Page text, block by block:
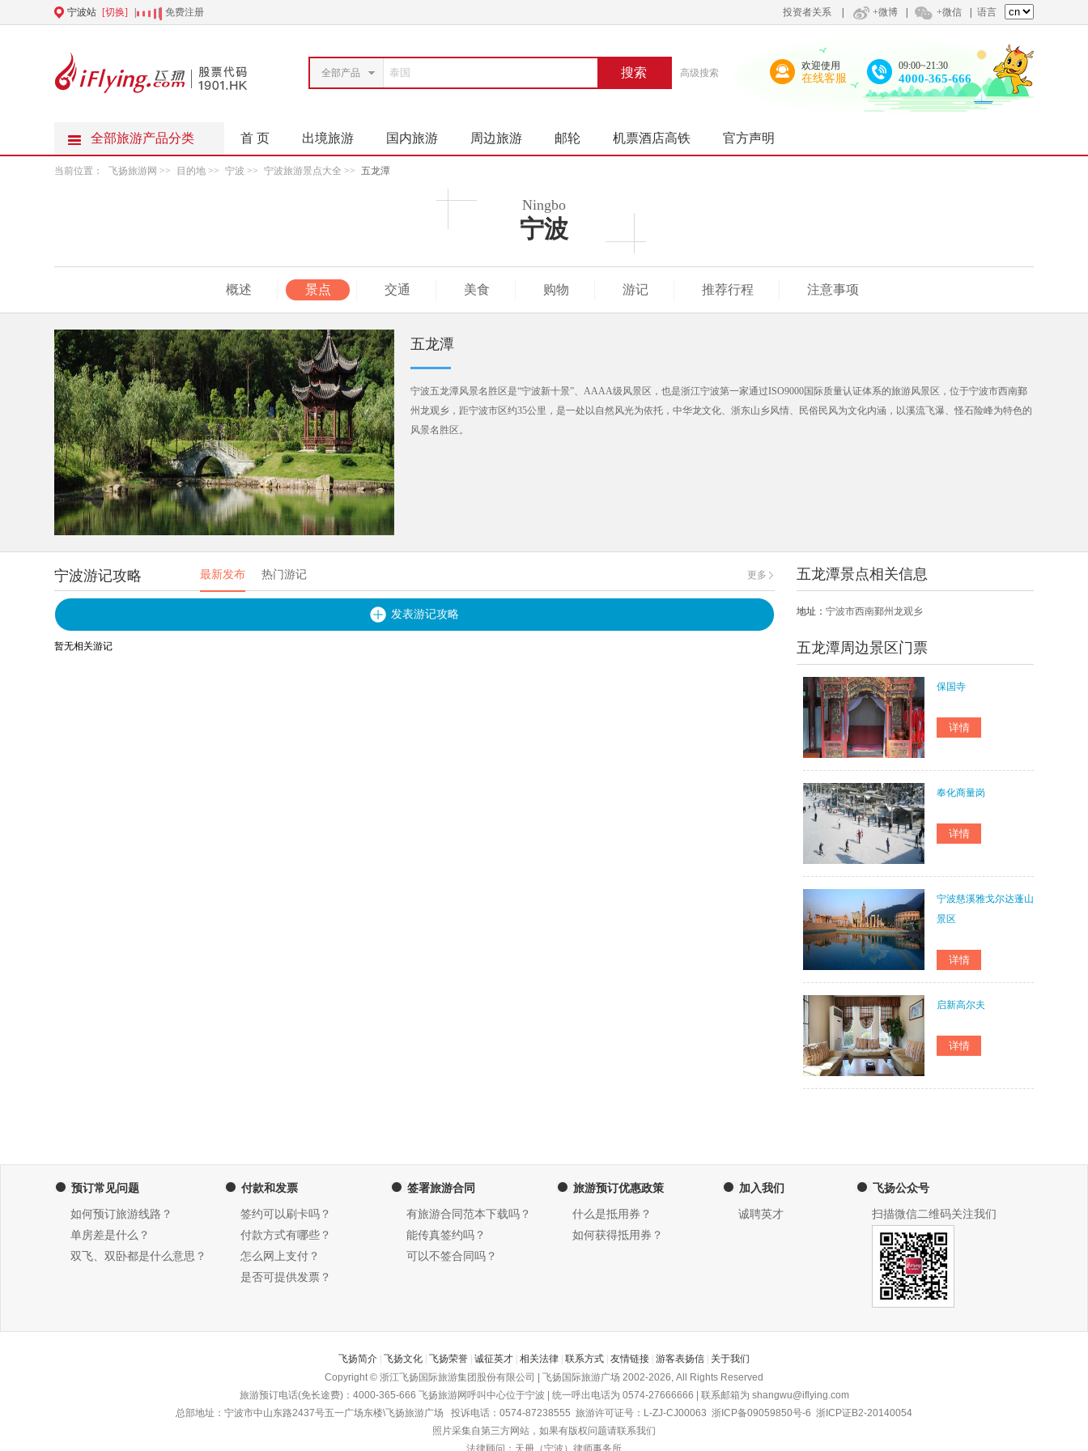
宁波站 [切换] | 免费注册 投资者关系 +微博 +微信 语言
全部产品 搜索 高级搜索
欢迎使用
在线客服
09:00~21:30
4000-365-666
全部旅游产品分类 首 页 出境旅游 国内旅游 周边旅游 邮轮 机票酒店高铁 官方声明
当前位置： 飞扬旅游网 >> 目的地 >> 宁波 >> 宁波旅游景点大全 >> 五龙潭
Ningbo
宁波
概述 景点 交通 美食 购物 游记 推荐行程 注意事项
五龙潭
宁波五龙潭风景名胜区是“宁波新十景”、AAAA级风景区，也是浙江宁波第一家通过ISO9000国际质量认证体系的旅游风景区，位于宁波市西南鄞
州龙观乡，距宁波市区约35公里，是一处以自然风光为依托，中华龙文化、浙东山乡风情、民俗民风为文化内涵，以溪流飞瀑、怪石险峰为特色的
风景名胜区。
宁波游记攻略 最新发布 热门游记 更多
发表游记攻略
暂无相关游记
五龙潭景点相关信息
地址： 宁波市西南鄞州龙观乡
五龙潭周边景区门票
保国寺
奉化商量岗
宁波慈溪雅戈尔达蓬山
景区
启新高尔夫
预订常见问题
如何预订旅游线路？
单房差是什么？
双飞、双卧都是什么意思？
付款和发票
签约可以刷卡吗？
付款方式有哪些？
怎么网上支付？
是否可提供发票？
签署旅游合同
有旅游合同范本下载吗？
能传真签约吗？
可以不签合同吗？
旅游预订优惠政策
什么是抵用券？
如何获得抵用券？
加入我们
诚聘英才
飞扬公众号
扫描微信二维码关注我们
飞扬简介 飞扬文化 飞扬荣誉 诚征英才 相关法律 联系方式 友情链接 游客表扬信
关于我们
Copyright © 浙江飞扬国际旅游集团股份有限公司 | 飞扬国际旅游广场 2002-2026, All Rights Reserved
旅游预订电话(免长途费)：4000-365-666 飞扬旅游网呼叫中心位于宁波 | 统一呼出电话为 0574-27666666 | 联系邮箱为 shangwu@iflying.com
总部地址：宁波市中山东路2437号五一广场东楼\飞扬旅游广场 投诉电话：0574-87238555 旅游许可证号：L-ZJ-CJ00063 浙ICP备09059850号-6 浙ICP证B2-20140054
照片采集自第三方网站，如果有版权问题请联系我们
法律顾问：天册（宁波）律师事务所